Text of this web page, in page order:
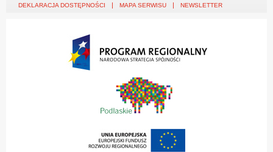
DEKLARACJA DOSTĘPNOŚCI MAPA SERWISU NEWSLETTER